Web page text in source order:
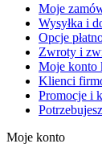
Moje
Wysyłka i
Opcje
Zwroty i
Moje konto
Klienci
Promocje i
Moje konto